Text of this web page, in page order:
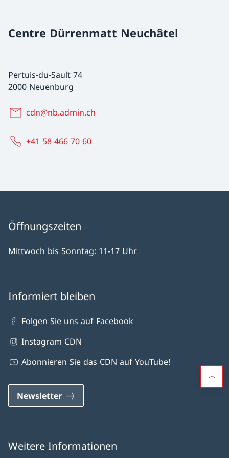
Centre Dürrenmatt Neuchâtel
Pertuis-du-Sault 74
2000 Neuenburg
cdn@nb.admin.ch
+41 58 466 70 60
Öffnungszeiten
Mittwoch bis Sonntag: 11-17 Uhr
Informiert bleiben
Folgen Sie uns auf Facebook
Instagram CDN
Abonnieren Sie das CDN auf YouTube!
Newsletter
Weitere Informationen